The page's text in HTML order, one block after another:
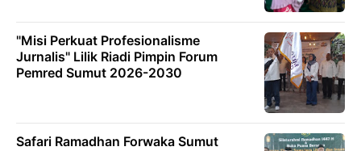
"Misi Perkuat Profesionalisme
Jurnalis" Lilik Riadi Pimpin Forum
Pemred Sumut 2026-2030
Safari Ramadhan Forwaka Sumut